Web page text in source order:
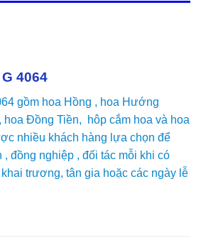
4064
gồm hoa Hồng , hoa Hướng
Đồng Tiền, hôp cắm hoa và hoa
nhiều khách hàng lựa chọn để
đồng nghiệp , đối tác mỗi khi có
trương, tân gia hoặc các ngày lễ